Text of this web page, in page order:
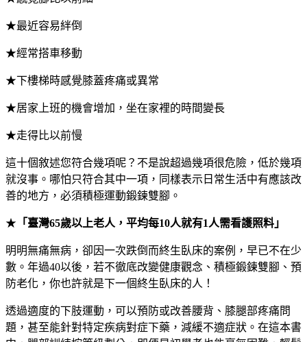
★最近容易絆倒
★經常搭車移動
★下樓梯時感覺膝蓋疼痛或異常
★居家上班的機會增加，坐在家裡的時間變長
★走得比以前慢
這十個敘述您符合幾項呢？不是說超過幾項很危險，低於幾項
就沒事。哪怕只符合其中一項，同樣表示日常生活中有應該改
善的地方，必須積極運動鍛鍊雙腳。
★ 「臺灣65歲以上老人，平均每10人就有1人需看護照料」
明明無痛無病，卻因一次跌倒而終生臥床的案例，早已不在少
數。年過40以後，若不徹底改變健康觀念、積極鍛鍊雙腳、預
防老化，你也許就是下一個終生臥床的人！
透過適度的下肢運動，可以預防或改善腰背、膝腿部疼痛問
題，甚至能針對特定疾病對症下藥，減緩不適症狀。在這本書